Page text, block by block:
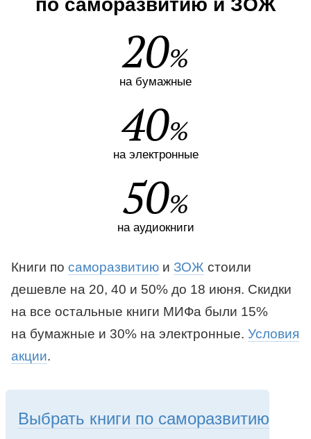
по cаморазвитию и ЗОЖ
20
на бумажные
40
на электронные
50
на аудиокниги
Книги по саморазвитию и ЗОЖ стоили
дешевле на 20, 40 и 50% до 18 июня. Cкидки
на все остальные книги МИФа были 15%
на бумажные и 30% на электронные. Условия
акции.
Выбрать книги по саморазвитию